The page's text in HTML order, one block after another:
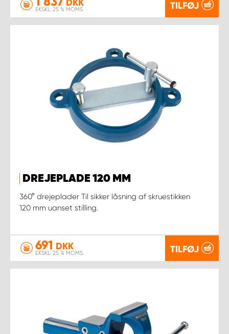
DKK
EKSKL. 25 % MOMS TILFØJ
DREJEPLADE 120 MM
360° drejeplader Til sikker låsning af skruestikken
120 mm uanset stilling.
691 DKK
EKSKL. 25 % MOMS TILFØJ